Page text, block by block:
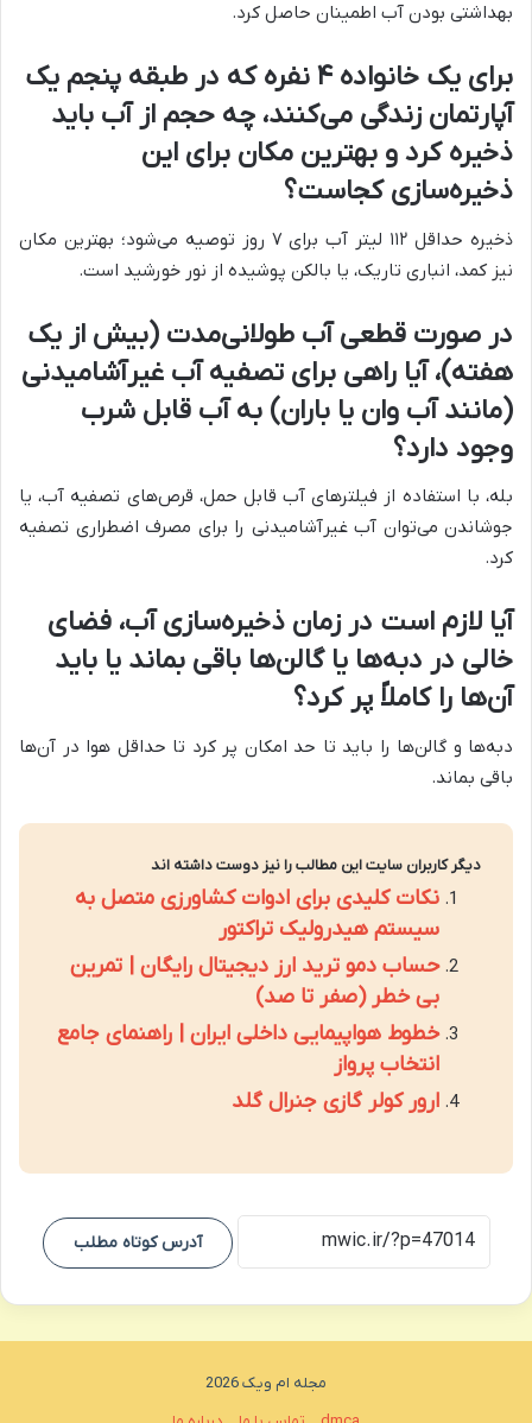
بهداشتی بودن آب اطمینان حاصل کرد.
برای یک خانواده ۴ نفره که در طبقه پنجم یک
آپارتمان زندگی می‌کنند، چه حجم از آب باید
ذخیره کرد و بهترین مکان برای این
ذخیره‌سازی کجاست؟
ذخیره حداقل ۱۱۲ لیتر آب برای ۷ روز توصیه می‌شود؛ بهترین مکان
نیز کمد، انباری تاریک، یا بالکن پوشیده از نور خورشید است.
در صورت قطعی آب طولانی‌مدت (بیش از یک
هفته)، آیا راهی برای تصفیه آب غیرآشامیدنی
(مانند آب وان یا باران) به آب قابل شرب
وجود دارد؟
بله، با استفاده از فیلترهای آب قابل حمل، قرص‌های تصفیه آب، یا
جوشاندن می‌توان آب غیرآشامیدنی را برای مصرف اضطراری تصفیه
کرد.
آیا لازم است در زمان ذخیره‌سازی آب، فضای
خالی در دبه‌ها یا گالن‌ها باقی بماند یا باید
آن‌ها را کاملاً پر کرد؟
دبه‌ها و گالن‌ها را باید تا حد امکان پر کرد تا حداقل هوا در آن‌ها
باقی بماند.
دیگر کاربران سایت این مطالب را نیز دوست داشته اند
نکات کلیدی برای ادوات کشاورزی متصل به
سیستم هیدرولیک تراکتور
حساب دمو ترید ارز دیجیتال رایگان | تمرین
بی خطر (صفر تا صد)
خطوط هواپیمایی داخلی ایران | راهنمای جامع
انتخاب پرواز
ارور کولر گازی جنرال گلد
آدرس کوتاه مطلب
مجله ام ویک 2026